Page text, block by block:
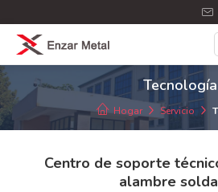
Tecnología
Hogar Servicio
Centro de soporte
alambre